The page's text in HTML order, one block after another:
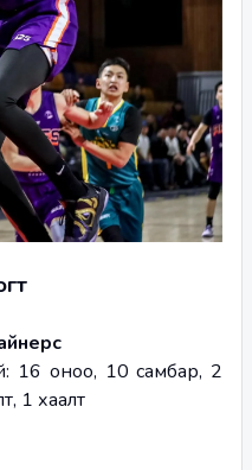
16 оноо, 10 самбар, 2
1 хаалт